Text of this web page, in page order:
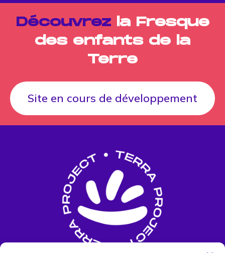
Découvrez la Fresque
des enfants de la
Terre
Site en cours de développement